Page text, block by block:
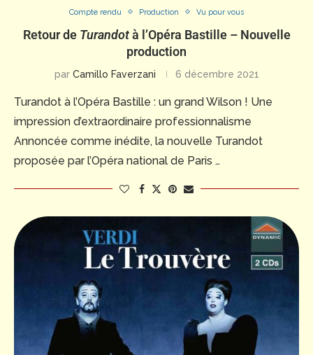
Compte rendu Production Vu pour vous
Retour de Turandotà l’Opéra Bastille – Nouvelle
production
par Camillo Faverzani 6 décembre 2021
Turandot à l’Opéra Bastille : un grand Wilson ! Une
impression d’extraordinaire professionnalisme
Annoncée comme inédite, la nouvelle Turandot
proposée par l’Opéra national de Paris …